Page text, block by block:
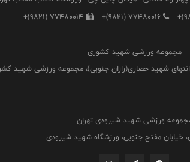
+(9821) 77480016
+(9821) 77480014
مجموعه ورزشی شهید کشوری
انتهای شهید حصاری(رازان جنوبی)، مجموعه ورزشی شهید
ورزشی شهید شیرودی تهران
خیابان مفتح جنوبی، ورزشگاه شهید شیرودی